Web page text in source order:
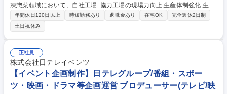
凍惣菜領域において、自社工場･協力工場の現場力向上,生産体制強化,生産
技術高度化,総菜製造の生産工程の導入や高度な工場経営を責任者候補の立
場から推進いただくことを期待します。 【具体的には】■低温工場の本社
生産管理 ■低温工場の作業平準の立案～更新 ■自社工場･協力工場を含めた
安全･品質面の指導,管理,運用提案･実装 ■新製品等のライン選定,設備投資
案の立案･実行 ■将来の生産体制の検討,事業会社への提案,生産体制構築 ■
自社工場における工場人材の育成 ■各工場･事業会社との連携による課題
抽出,改善テーマの設定･推進 ■協力工場を含む生産拠点の現場力向上,ガバ
ナンス強化,改善指導 募集職種 ■【生産技術(冷凍惣菜領域)】新規技術導入
やグローバルスコープでの業務可能
年間休日120日以上 時短勤務あり 退職金あり 在宅OK
完全週休2日制
土日祝休み
正社員
株式会社日テレイベンツ
【イベント企画制作】日テレグループ/番組・スポー
ツ・映画・ドラマ等企画運営 プロデューサー(テレビ/映